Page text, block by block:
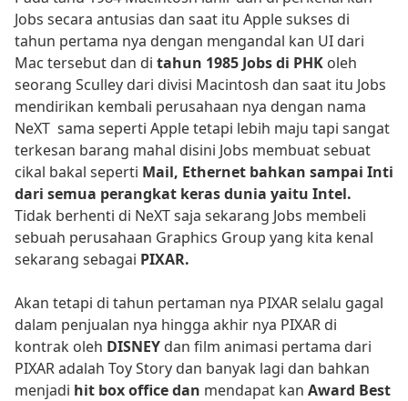
Jobs secara antusias dan saat itu Apple sukses di
tahun pertama nya dengan mengandal kan UI dari
Mac tersebut dan di tahun 1985 Jobs di PHK oleh
seorang Sculley dari divisi Macintosh dan saat itu Jobs
mendirikan kembali perusahaan nya dengan nama
NeXT sama seperti Apple tetapi lebih maju tapi sangat
terkesan barang mahal disini Jobs membuat sebuat
cikal bakal seperti Mail, Ethernet bahkan sampai Inti
dari semua perangkat keras dunia yaitu Intel.
Tidak berhenti di NeXT saja sekarang Jobs membeli
sebuah perusahaan Graphics Group yang kita kenal
sekarang sebagai PIXAR.
Akan tetapi di tahun pertaman nya PIXAR selalu gagal
dalam penjualan nya hingga akhir nya PIXAR di
kontrak oleh DISNEY dan film animasi pertama dari
PIXAR adalah Toy Story dan banyak lagi dan bahkan
menjadi hit box office dan mendapat kan Award Best